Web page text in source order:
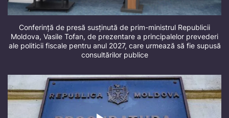
Conferință de presă susținută de prim-ministrul Republicii
Moldova, Vasile Tofan, de prezentare a principalelor prevederi
ale politicii fiscale pentru anul 2027, care urmează să fie supusă
consultărilor publice